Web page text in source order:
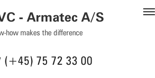
- Armatec A/S
how makes the difference
(+45) 75 72 33 00